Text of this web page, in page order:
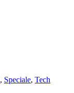
, Speciale, Tech